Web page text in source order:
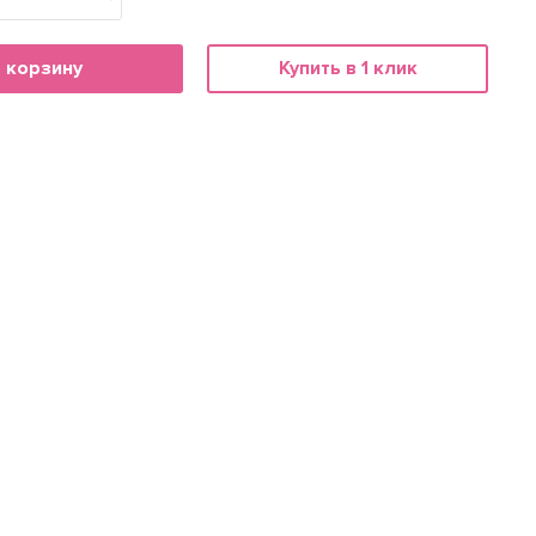
корзину Купить в 1 клик